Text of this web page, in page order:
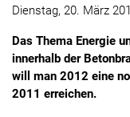
Dienstag, 20. März
Das Thema Energie
innerhalb der
will man 2012 eine
2011 erreichen.